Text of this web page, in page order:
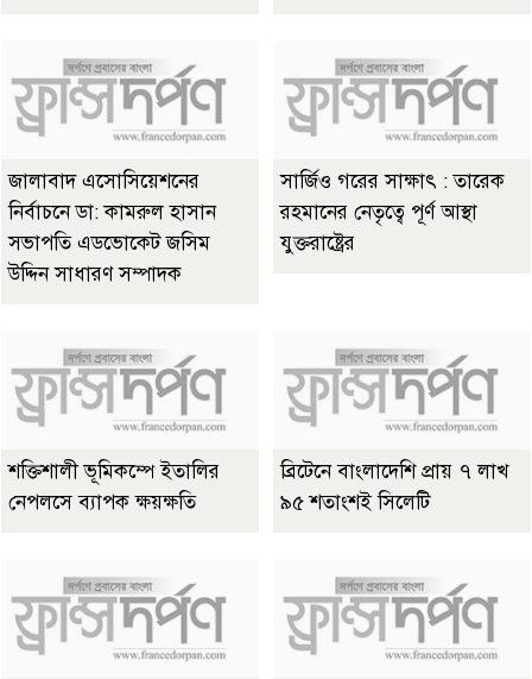
জালাবাদ এসোসিয়েশনের
নির্বাচনে ডা: কামরুল হাসান
সভাপতি এডভোকেট জসিম
উদ্দিন সাধারণ সম্পাদক
সার্জিও গরের সাক্ষাৎ : তারেক
রহমানের নেতৃত্বে পূর্ণ আস্থা
যুক্তরাষ্ট্রের
শক্তিশালী ভূমিকম্পে ইতালির
নেপলসে ব্যাপক ক্ষয়ক্ষতি
ব্রিটেনে বাংলাদেশি প্রায় ৭ লাখ
৯৫ শতাংশই সিলেটি